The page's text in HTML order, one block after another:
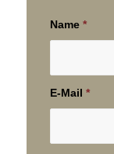
Name *
E-Mail *